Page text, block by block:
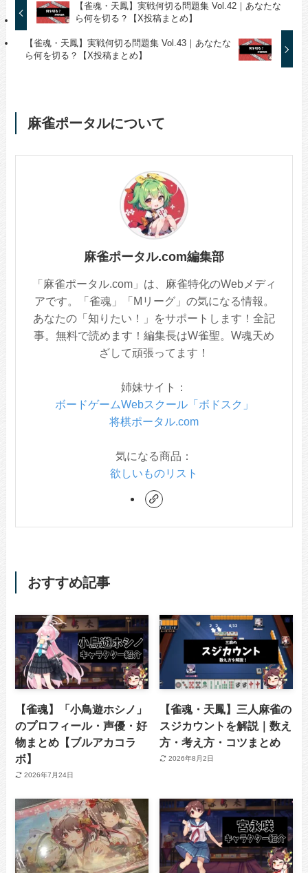
【雀魂・天鳳】実戦何切る問題集 Vol.42｜あなたな
ら何を切る？【X投稿まとめ】
【雀魂・天鳳】実戦何切る問題集 Vol.43｜あなたな
ら何を切る？【X投稿まとめ】
麻雀ポータルについて
麻雀ポータル.com編集部
「麻雀ポータル.com」は、麻雀特化のWebメディ
アです。「雀魂」「Mリーグ」の気になる情報。
あなたの「知りたい！」をサポートします！全記
事。無料で読めます！編集長はW雀聖。W魂天め
ざして頑張ってます！
姉妹サイト：
ボードゲームWebスクール「ボドスク」
将棋ポータル.com
気になる商品：
欲しいものリスト
おすすめ記事
【雀魂】「小鳥遊ホシノ」
のプロフィール・声優・好
物まとめ【ブルアカコラ
ボ】
2026年7月24日
【雀魂・天鳳】三人麻雀の
スジカウントを解説｜数え
方・考え方・コツまとめ
2026年8月2日